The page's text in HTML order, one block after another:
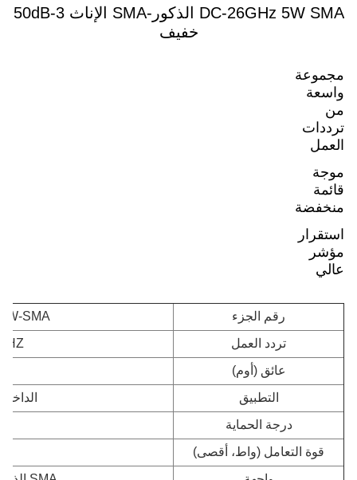
DC-26GHz 5W SMA الذكور-SMA الإناث 3-50dB
خفيف
مجموعة
واسعة
من
ترددات
العمل
موجة
قائمة
منخفضة
استقرار
مؤشر
عالي
رقم الجزء
SMA
تردد العمل
عائق (أوم)
التطبيق
درجة الحماية
قوة التعامل (واط، أقصى)